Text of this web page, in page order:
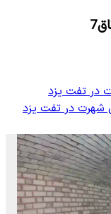
در تفت یزد
شهرت در تفت یزد